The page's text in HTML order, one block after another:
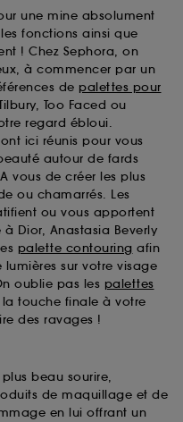
une mine absolument
fonctions ainsi que
! Chez Sephora, on
à commencer par un
de palettes pour
Too Faced ou
regard ébloui.
ici réunis pour vous
autour de fards
vous de créer les plus
ou chamarrés. Les
ou vous apportent
Dior, Anastasia Beverly
palette contouring afin
sur votre visage
oublie pas les palettes
touche finale à votre
des ravages !
beau sourire,
de maquillage et de
en lui offrant un